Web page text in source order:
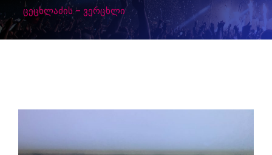
ცეცხლაძის – ვერცხლი